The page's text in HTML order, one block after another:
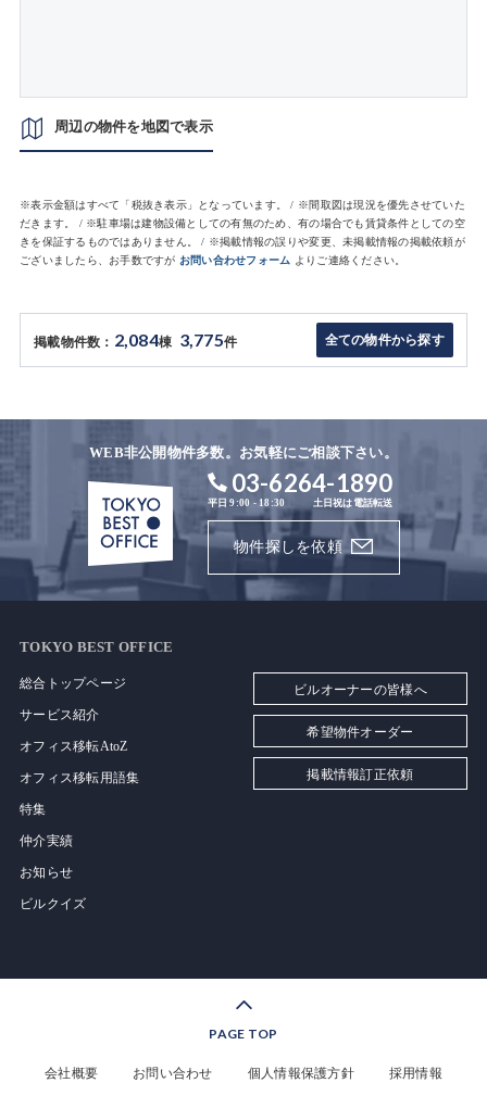
周辺の物件を地図で表示
※表示金額はすべて「税抜き表示」となっています。 / ※間取図は現況を優先させていた
だきます。 / ※駐車場は建物設備としての有無のため、有の場合でも賃貸条件としての空
きを保証するものではありません。 / ※掲載情報の誤りや変更、未掲載情報の掲載依頼が
ございましたら、お手数ですが お問い合わせフォーム よりご連絡ください。
掲載物件数： 2,084棟 3,775件 全ての物件から探す
WEB非公開物件多数。お気軽にご相談下さい。
03-6264-1890
平日 9:00 - 18:30 土日祝は電話転送
物件探しを依頼
TOKYO BEST OFFICE
総合トップページ
サービス紹介
オフィス移転AtoZ
オフィス移転用語集
特集
仲介実績
お知らせ
ビルクイズ
ビルオーナーの皆様へ
希望物件オーダー
掲載情報訂正依頼
PAGE TOP
会社概要 お問い合わせ 個人情報保護方針 採用情報